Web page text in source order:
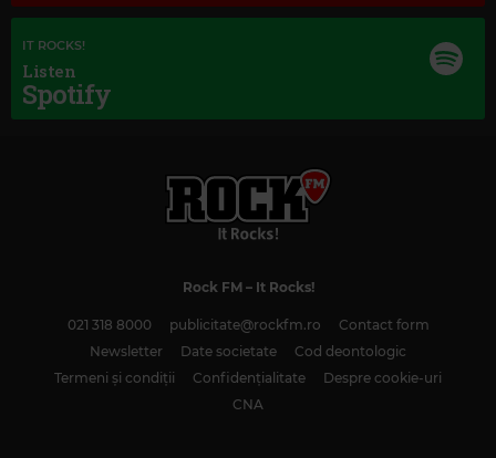
IT ROCKS!
Listen
Spotify
Rock FM– It Rocks!
021 318 8000 publicitate@rockfm.ro
Contact form
Newsletter
Date societate
Cod deontologic
Termeni și condiții
Confidențialitate
Despre cookie-uri
CNA